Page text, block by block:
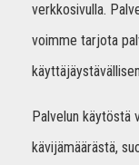
verkkosivulla.
voimme tarjota
Palvelun käytöstä
kävijämäärästä,